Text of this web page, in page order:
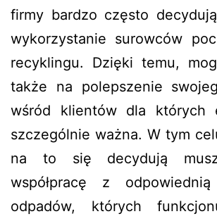
firmy bardzo często
wykorzystanie surowców
recyklingu. Dzięki temu,
także na polepszenie
wśród klientów dla których
szczególnie ważna. W tym
na to się decydują
współpracę z
odpadów, których